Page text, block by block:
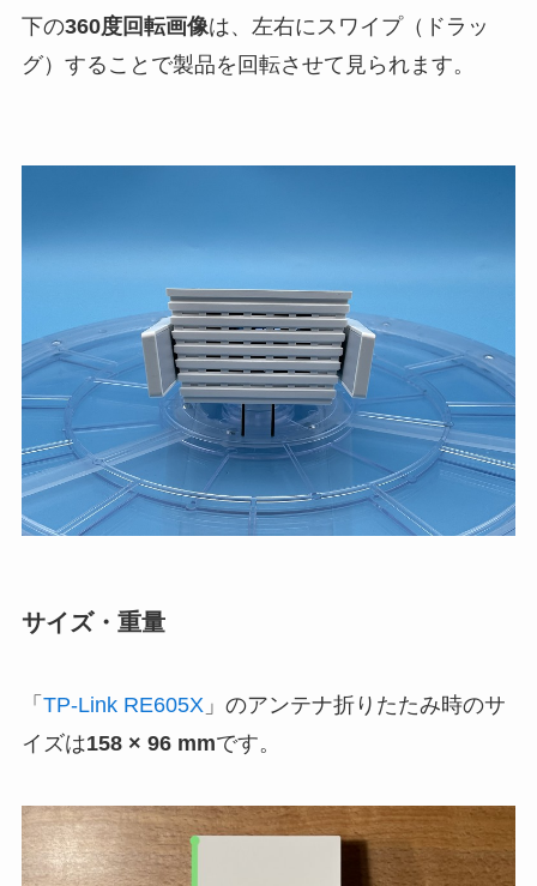
下の360度回転画像は、左右にスワイプ（ドラッ
グ）することで製品を回転させて見られます。
サイズ・重量
「 TP-Link RE605X」のアンテナ折りたたみ時のサ
イズは158 × 96 mmです。